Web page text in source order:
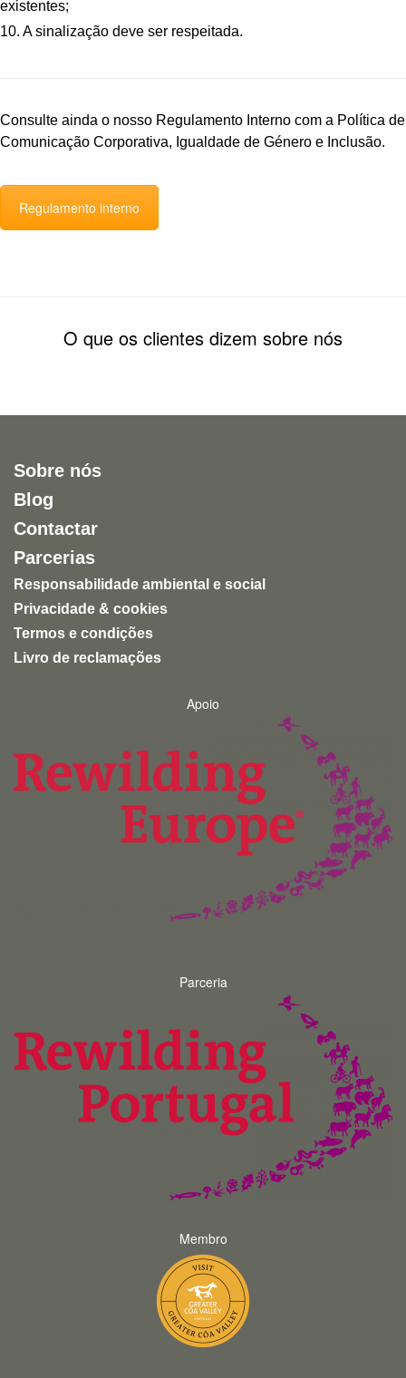
existentes;
10. A sinalização deve ser respeitada.
Consulte ainda o nosso Regulamento Interno com a Política de
Comunicação Corporativa, Igualdade de Género e Inclusão.
Regulamento interno
O que os clientes dizem sobre nós
Sobre nós
Blog
Contactar
Parcerias
Responsabilidade ambiental e social
Privacidade & cookies
Termos e condições
Livro de reclamações
Apoio
Parceria
Membro